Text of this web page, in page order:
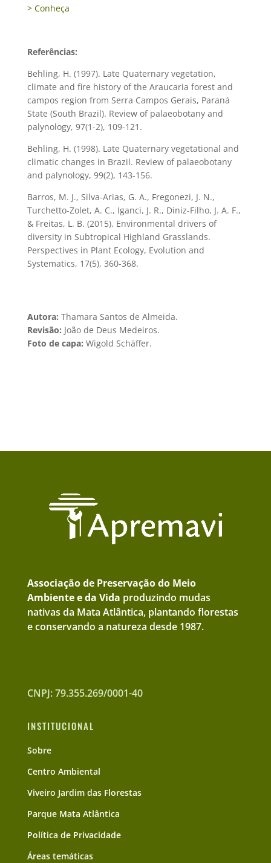
> Conheça
Referências:
Behling, H. (1997). Late Quaternary vegetation,
climate and fire history of the Araucaria forest and
campos region from Serra Campos Gerais, Paraná
State (South Brazil). Review of palaeobotany and
palynology, 97(1-2), 109-121.
Behling, H. (1998). Late Quaternary vegetational and
climatic changes in Brazil. Review of palaeobotany
and palynology, 99(2), 143-156.
Barros, M. J., Silva-Arias, G. A., Fregonezi, J. N.,
Turchetto-Zolet, A. C., Iganci, J. R., Diniz-Filho, J. A. F.,
& Freitas, L. B. (2015). Environmental drivers of
diversity in Subtropical Highland Grasslands.
Perspectives in Plant Ecology, Evolution and
Systematics, 17(5), 360-368.
Autora: Thamara Santos de Almeida.
Revisão: João de Deus Medeiros.
Foto de capa: Wigold Schäffer.
Associação de Preservação do Meio
Ambiente e da Vida produzindo mudas
nativas da Mata Atlântica, plantando florestas
e conservando a natureza desde 1987.
CNPJ: 79.355.269/0001-40
INSTITUCIONAL
Sobre
Centro Ambiental
Viveiro Jardim das Florestas
Parque Mata Atlântica
Política de Privacidade
Áreas temáticas